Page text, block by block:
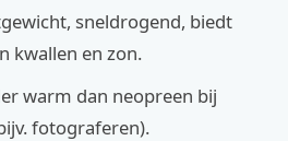
sneldrogend, biedt
kwallen en zon.
warm dan neopreen bij
fotograferen).